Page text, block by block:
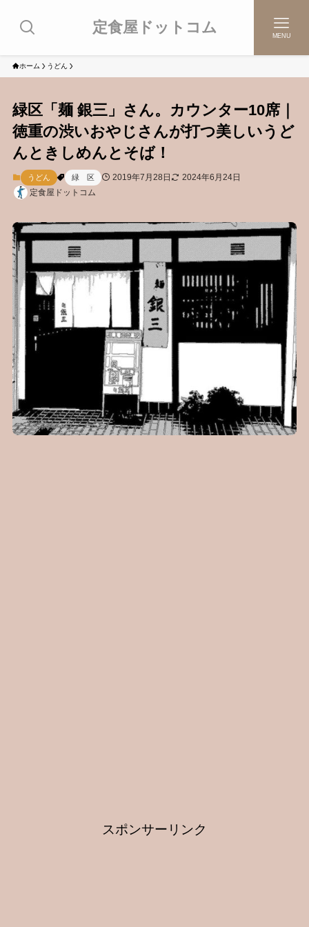
定食屋ドットコム MENU
ホーム うどん
緑区「麺 銀三」さん。カウンター10席｜
徳重の渋いおやじさんが打つ美しいうど
んときしめんとそば！
うどん 緑 区 2019年7月28日
2024年6月24日
定食屋ドットコム
スポンサーリンク